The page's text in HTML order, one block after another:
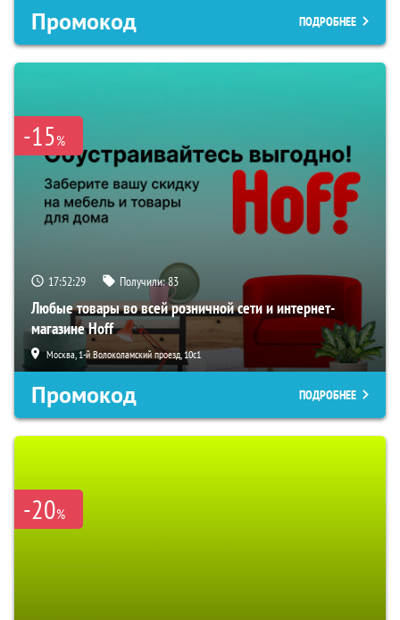
Промокод ПОДРОБНЕЕ
-15%
17:52:28 Получили:83
Любые товары во всей розничной сети и интернет-
магазине Hoff
Москва, 1-й Волоколамский проезд, 10с1
Промокод ПОДРОБНЕЕ
-20%